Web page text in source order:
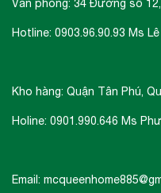
Văn phòng: 34 Đường số
Hotline: 0903.96.90.93 Ms
Kho hàng: Quận Tân Phú,
Holine: 0901.990.646 Ms
Email: